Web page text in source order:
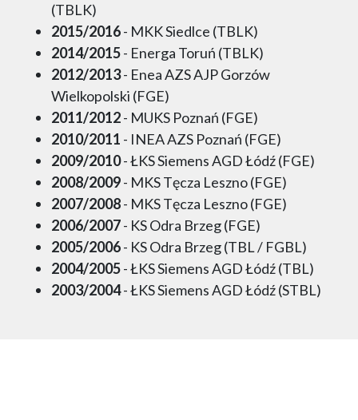
(TBLK)
2015/2016- MKK Siedlce (TBLK)
2014/2015- Energa Toruń (TBLK)
2012/2013- Enea AZS AJP Gorzów
Wielkopolski (FGE)
2011/2012- MUKS Poznań (FGE)
2010/2011 - INEA AZS Poznań (FGE)
2009/2010- ŁKS Siemens AGD Łódź (FGE)
2008/2009- MKS Tęcza Leszno (FGE)
2007/2008- MKS Tęcza Leszno (FGE)
2006/2007- KS Odra Brzeg (FGE)
2005/2006- KS Odra Brzeg (TBL / FGBL)
2004/2005- ŁKS Siemens AGD Łódź (TBL)
2003/2004- ŁKS Siemens AGD Łódź (STBL)